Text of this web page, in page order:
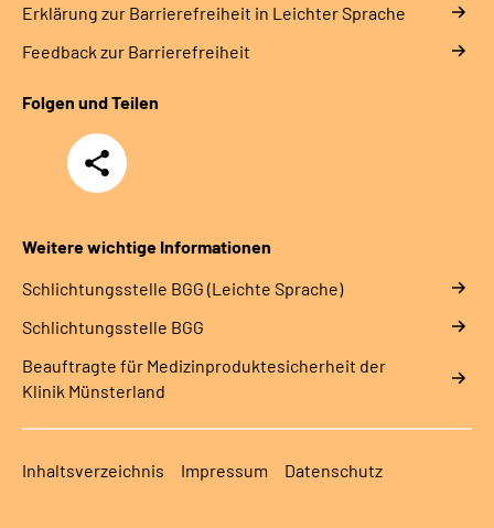
Erklärung zur Barrierefreiheit in Leichter Sprache
Feedback zur Barrierefreiheit
Folgen und Teilen
Teilen
Weitere wichtige Informationen
Schlich­tungs­stel­le BGG (Leichte Sprache)
Schlich­tungs­stel­le BGG
Beauftragte für Medizinproduktesicherheit der
Klinik Münsterland
Inhaltsverzeichnis Impressum Datenschutz